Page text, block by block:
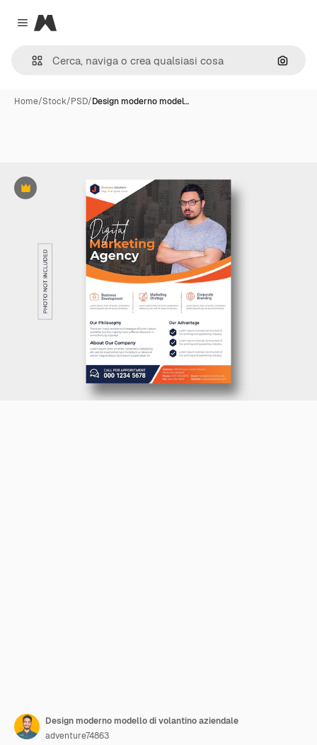
Close menu
Magnific
Cerca
Home/Stock/PSD/Design moderno model…
Premium
Design moderno modello di volantino aziendale
adventure74863